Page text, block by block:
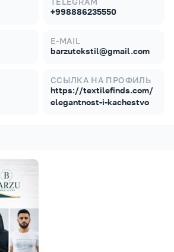
+998886235550
E-MAIL
barzutekstil@gmail.com
ССЫЛКА НА ПРОФИЛЬ
https://textilefinds.com/
elegantnost-i-kachestvo